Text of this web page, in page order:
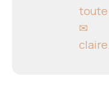
toute
✉